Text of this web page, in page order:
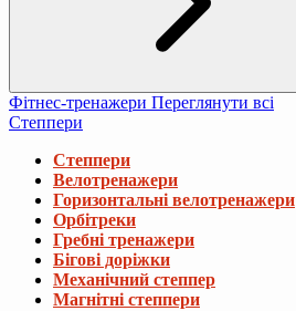
Фітнес-тренажери Переглянути всі
Степпери
Степпери
Велотренажери
Горизонтальні велотренажери
Орбітреки
Гребні тренажери
Бігові доріжки
Механічний степпер
Магнітні степпери